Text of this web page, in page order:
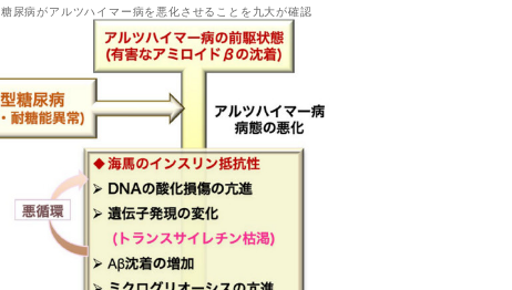
糖尿病がアルツハイマー病を悪化させることを九大が確認